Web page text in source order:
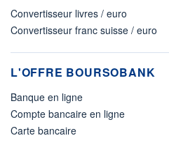
Convertisseur livres / euro
Convertisseur franc suisse / euro
L'OFFRE BOURSOBANK
Banque en ligne
Compte bancaire en ligne
Carte bancaire